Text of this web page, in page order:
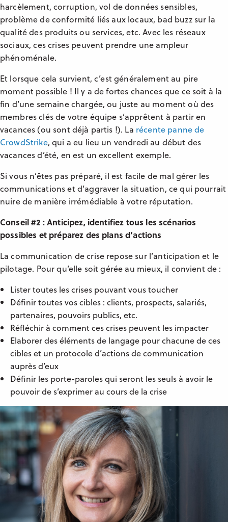
harcèlement, corruption, vol de données sensibles,
problème de conformité liés aux locaux, bad buzz sur la
qualité des produits ou services, etc. Avec les réseaux
sociaux, ces crises peuvent prendre une ampleur
phénoménale.
Et lorsque cela survient, c’est généralement au pire
moment possible ! Il y a de fortes chances que ce soit à la
fin d’une semaine chargée, ou juste au moment où des
membres clés de votre équipe s’apprêtent à partir en
vacances (ou sont déjà partis !). La récente panne de
CrowdStrike, qui a eu lieu un vendredi au début des
vacances d’été, en est un excellent exemple.
Si vous n’êtes pas préparé, il est facile de mal gérer les
communications et d’aggraver la situation, ce qui pourrait
nuire de manière irrémédiable à votre réputation.
Conseil #2 : Anticipez, identifiez tous les scénarios
possibles et préparez des plans d’actions
La communication de crise repose sur l’anticipation et le
pilotage. Pour qu’elle soit gérée au mieux, il convient de :
Lister toutes les crises pouvant vous toucher
Définir toutes vos cibles : clients, prospects, salariés,
partenaires, pouvoirs publics, etc.
Réfléchir à comment ces crises peuvent les impacter
Elaborer des éléments de langage pour chacune de ces
cibles et un protocole d’actions de communication
auprès d’eux
Définir les porte-paroles qui seront les seuls à avoir le
pouvoir de s’exprimer au cours de la crise